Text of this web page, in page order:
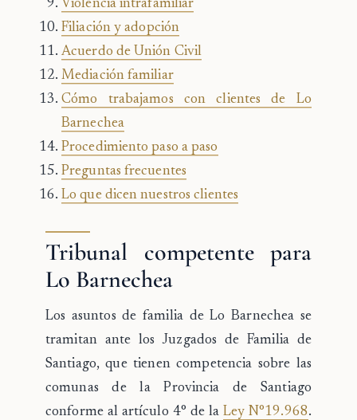
Violencia intrafamiliar
Filiación y adopción
Acuerdo de Unión Civil
Mediación familiar
Cómo trabajamos con clientes de Lo
Barnechea
Procedimiento paso a paso
Preguntas frecuentes
Lo que dicen nuestros clientes
Tribunal competente para
Lo Barnechea
Los asuntos de familia de Lo Barnechea se
tramitan ante losJuzgados de Familia de
Santiago, que tienen competencia sobre las
comunas de la Provincia de Santiago
conforme al artículo 4° de la Ley N°19.968.